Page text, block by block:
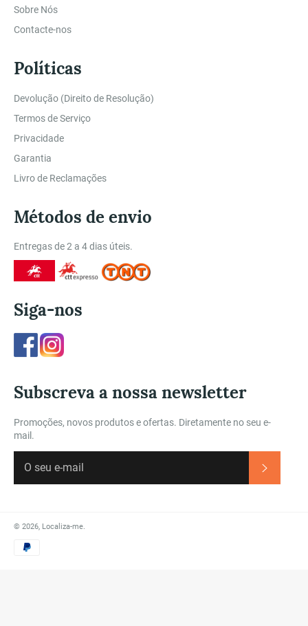
Sobre Nós
Contacte-nos
Políticas
Devolução (Direito de Resolução)
Termos de Serviço
Privacidade
Garantia
Livro de Reclamações
Métodos de envio
Entregas de 2 a 4 dias úteis.
Siga-nos
FacebookInstagram
Subscreva a nossa newsletter
Promoções, novos produtos e ofertas. Diretamente no seu e-
mail.
© 2026, Localiza-me